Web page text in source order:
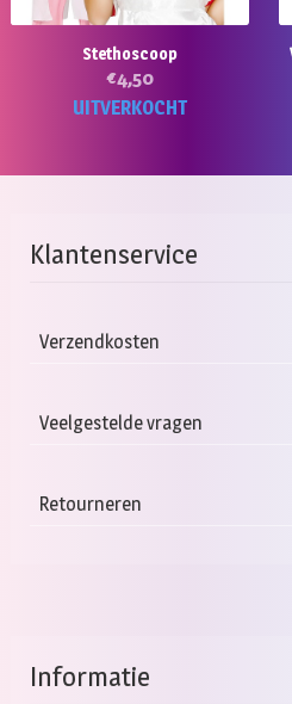
Stethoscoop
€4,50
UITVERKOCHT
Klantenservice
Verzendkosten
Veelgestelde vragen
Retourneren
Informatie